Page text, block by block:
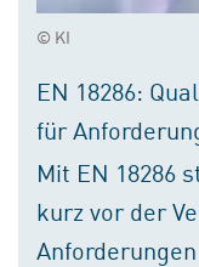
© KI
EN 18286:
für
Mit EN 18286
kurz vor der